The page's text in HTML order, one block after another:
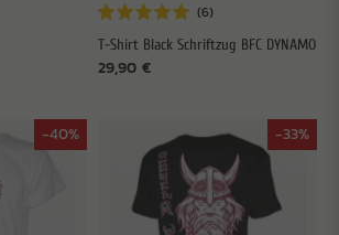
T-Shirt Black Schriftzug BFC DYNAMO
29,90 €
-40% -33%